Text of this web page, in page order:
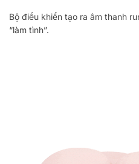
Bộ điều khiển tạo ra âm thanh
“làm tình”.